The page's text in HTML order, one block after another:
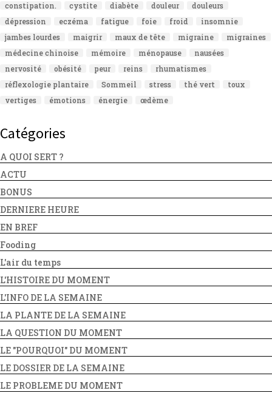
constipation.
cystite diabète douleur
douleurs
dépression
eczéma fatigue foie froid
insomnie
jambes lourdes
maigrir maux de tête migraine
migraines
médecine chinoise
mémoire ménopause
nausées
nervosité
obésité peur reins
rhumatismes
réflexologie plantaire
Sommeil stress thé vert
toux
vertiges
émotions énergie œdème
Catégories
A QUOI SERT ?
ACTU
BONUS
DERNIERE HEURE
EN BREF
Fooding
L'air du temps
L'HISTOIRE DU MOMENT
L'INFO DE LA SEMAINE
LA PLANTE DE LA SEMAINE
LA QUESTION DU MOMENT
LE "POURQUOI" DU MOMENT
LE DOSSIER DE LA SEMAINE
LE PROBLEME DU MOMENT